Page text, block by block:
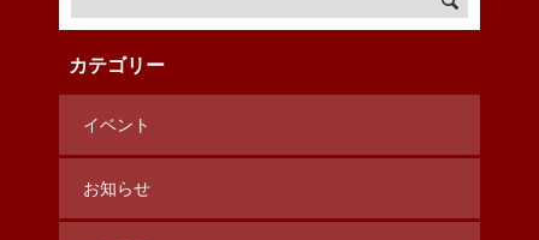
カテゴリー
イベント
お知らせ